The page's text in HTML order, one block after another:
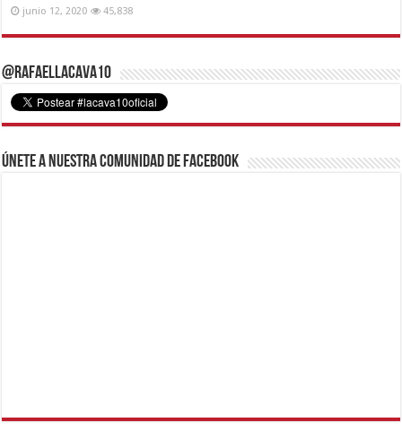
junio 12, 2020 45,838
@RafaelLacava10
Únete a nuestra comunidad de Facebook